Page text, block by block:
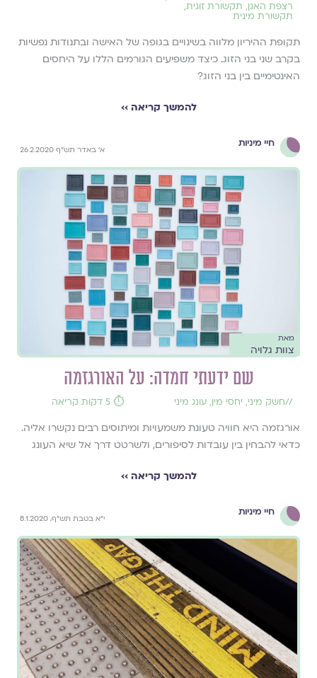
רצפת האגן, תקשורת זוגית,
תקשורת מינית
תקופת ההיריון מלווה בשינויים בגופה של האישה ובתנודות נפשיות
בקרב שני בני הזוג. כיצד משפיעים הגורמים הללו על היחסים
האינטימיים בין בני הזוג?
להמשך קריאה ››
חיי מיניות
א' באדר תש"ף 26.2.2020
מאת
צוות גלויה
שם ידעתי חמדה: על האורגזמה
//חשק מיני, יחסי מין, עונג מיני ⏱️ 5 דקות קריאה
אורגזמה היא חוויה טעונת משמעויות ומיתוסים רבים נקשרו אליה.
כדאי להבחין בין עובדות לסיפורים, ולשרטט דרך אל שיא העונג
להמשך קריאה ››
חיי מיניות
י"א בטבת תש"ף, 8.1.2020